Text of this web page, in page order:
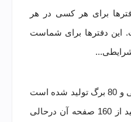
برای هر کسی در هر
دفترها برای شماست
این دفتر با صحافی سیمی و 80 برگ تولید شده است
که در واقع شما می توانید از 160 صفحه آن درحالی